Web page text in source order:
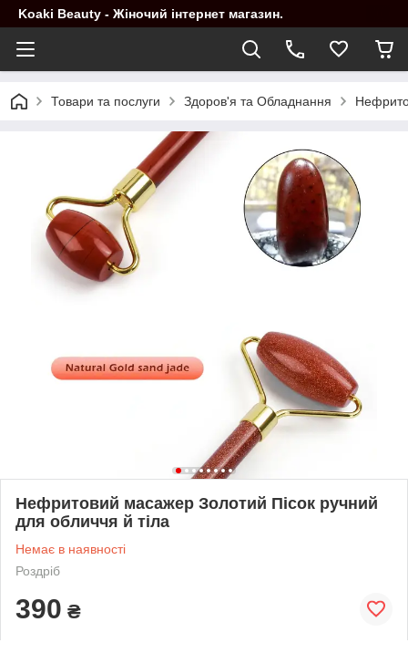
Koaki Beauty - Жіночий інтернет магазин.
Товари та послуги Здоров'я та Обладнання
Нефритовий масажер Золотий Пісок ручний
для обличчя й тіла
Немає в наявності
Роздріб
390 ₴